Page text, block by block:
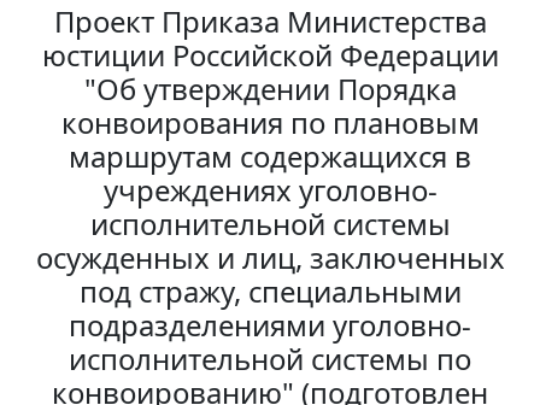
Проект Приказа Министерства
юстиции Российской Федерации
"Об утверждении Порядка
конвоирования по плановым
маршрутам содержащихся в
учреждениях уголовно-
исполнительной системы
осужденных и лиц, заключенных
под стражу, специальными
подразделениями уголовно-
исполнительной системы по
конвоированию" (подготовлен